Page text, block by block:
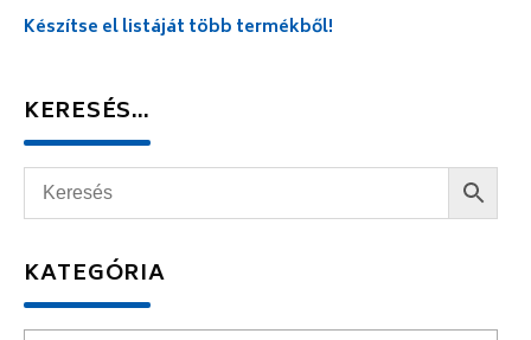
Készítse el listáját több termékből!
KERESÉS…
KATEGÓRIA